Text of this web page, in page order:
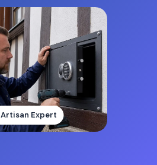
Artisan Expert